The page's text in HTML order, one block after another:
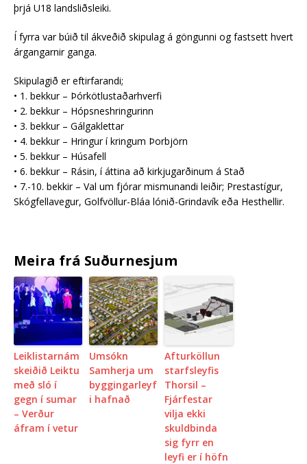
þrjá U18 landsliðsleiki.
Í fyrra var búið til ákveðið skipulag á göngunni og fastsett hvert
árgangarnir ganga.
Skipulagið er eftirfarandi;
• 1. bekkur – Þórkötlustaðarhverfi
• 2. bekkur – Hópsneshringurinn
• 3. bekkur – Gálgaklettar
• 4. bekkur – Hringur í kringum Þorbjörn
• 5. bekkur – Húsafell
• 6. bekkur – Rásin, í áttina að kirkjugarðinum á Stað
• 7.-10. bekkir – Val um fjórar mismunandi leiðir; Prestastígur,
Skógfellavegur, Golfvöllur-Bláa lónið-Grindavík eða Hesthellir.
Meira frá Suðurnesjum
Leiklistarnám
skeiðið Leiktu
með sló í
gegn í sumar
– Verður
áfram í vetur
Umsókn
Samherja um
byggingarleyf
i hafnað
Afturköllun
starfsleyfis
Thorsil –
Fjárfestar
vilja ekki
skuldbinda
sig fyrr en
leyfi er í höfn